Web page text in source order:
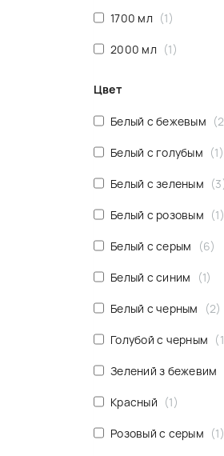
1700 мл 1
2000 мл 1
Цвет
Белый с бежевым 2
Белый с голубым 1
Белый с зеленым 3
Белый с розовым 1
Белый с серым 6
Белый с синим 1
Белый с черным 2
Голубой с черным 1
Зелений з бежевим
Красный 1
Розовый с серым 1